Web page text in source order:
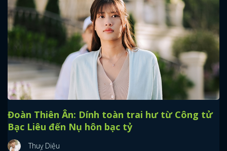
Đoàn Thiên Ân: Dính toàn trai hư từ Công tử
Bạc Liêu đến Nụ hôn bạc tỷ
Thuỵ Diệu